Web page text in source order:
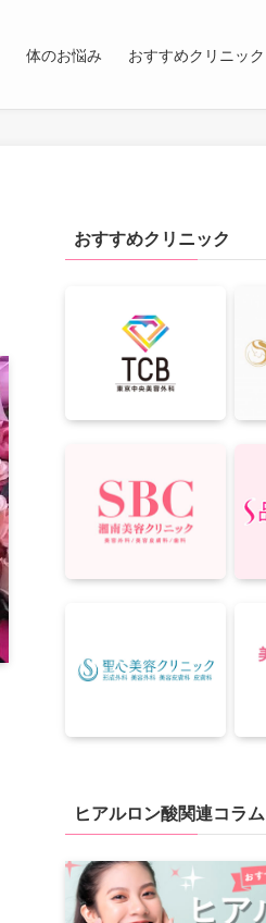
体のお悩み おすすめクリニック
おすすめクリニック
ヒアルロン酸関連コラム